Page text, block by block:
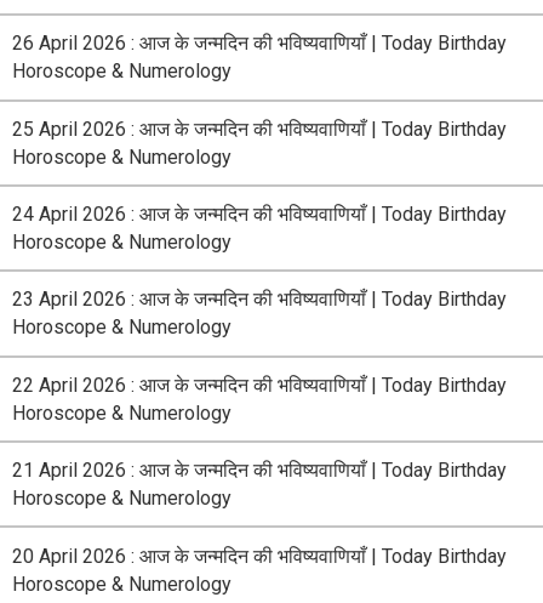
26 April 2026 : आज के जन्मदिन की भविष्यवाणियाँ | Today Birthday
Horoscope & Numerology
25 April 2026 : आज के जन्मदिन की भविष्यवाणियाँ | Today Birthday
Horoscope & Numerology
24 April 2026 : आज के जन्मदिन की भविष्यवाणियाँ | Today Birthday
Horoscope & Numerology
23 April 2026 : आज के जन्मदिन की भविष्यवाणियाँ | Today Birthday
Horoscope & Numerology
22 April 2026 : आज के जन्मदिन की भविष्यवाणियाँ | Today Birthday
Horoscope & Numerology
21 April 2026 : आज के जन्मदिन की भविष्यवाणियाँ | Today Birthday
Horoscope & Numerology
20 April 2026 : आज के जन्मदिन की भविष्यवाणियाँ | Today Birthday
Horoscope & Numerology